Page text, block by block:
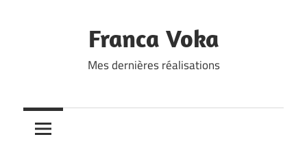
Franca Voka
Mes dernières réalisations